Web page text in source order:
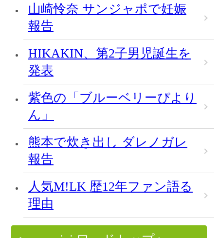
山崎怜奈 サンジャポで妊娠
報告
HIKAKIN、第2子男児誕生を
発表
紫色の「ブルーベリーぴより
ん」
熊本で炊き出し ダレノガレ
報告
人気M!LK 歴12年ファン語る
理由